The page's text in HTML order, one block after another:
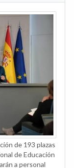
de 193 plazas
de Educación
a personal